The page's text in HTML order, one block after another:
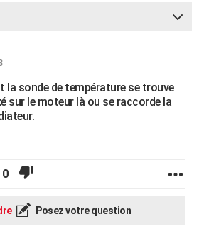
la sonde de température se trouve
sur le moteur là ou se raccorde la
0
Posez votre question